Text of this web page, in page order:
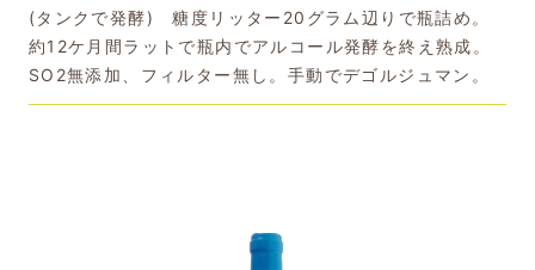
(タンクで発酵) 糖度リッター20グラム辺りで瓶詰め。
約12ケ月間ラットで瓶内でアルコール発酵を終え熟成。
SO2無添加、フィルター無し。手動でデゴルジュマン。